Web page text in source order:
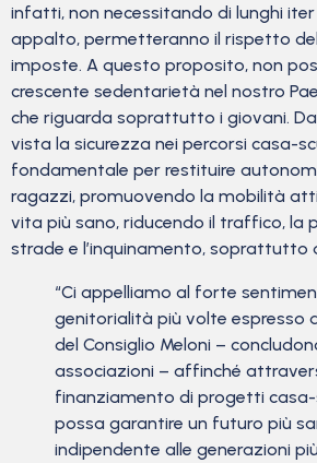
infatti, non necessitando di lunghi
appalto, permetteranno il rispetto
imposte. A questo proposito, non
crescente sedentarietà nel nostro
che riguarda soprattutto i giovani.
vista la sicurezza nei percorsi casa-
fondamentale per restituire
ragazzi, promuovendo la mobilità
vita più sano, riducendo il traffico, la
strade e l’inquinamento, soprattutto
“Ci appelliamo al forte
genitorialità più volte espresso
del Consiglio Meloni –
associazioni – affinché
finanziamento di progetti casa-
possa garantire un futuro più
indipendente alle generazioni